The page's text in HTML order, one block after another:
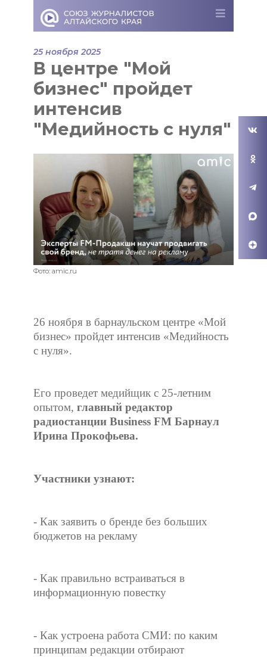
25 ноября 2025
В центре "Мой
бизнес" пройдет
интенсив
"Медийность с нуля"
Фото: amic.ru
26 ноября в барнаульском центре «Мой
бизнес» пройдет интенсив «Медийность
с нуля».
Его проведет медийщик с 25-летним
опытом, главный редактор
радиостанции Business FM Барнаул
Ирина Прокофьева.
Участники узнают:
- Как заявить о бренде без больших
бюджетов на рекламу
- Как правильно встраиваться в
информационную повестку
- Как устроена работа СМИ: по каким
принципам редакции отбирают